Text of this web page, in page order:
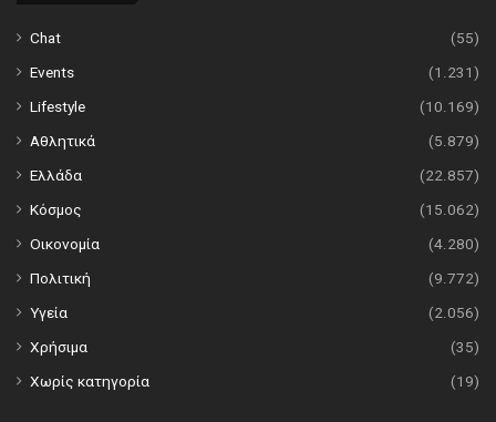
Chat
(55)
Events
(1.231)
Lifestyle
(10.169)
Αθλητικά
(5.879)
Ελλάδα
(22.857)
Κόσμος
(15.062)
Οικονομία
(4.280)
Πολιτική
(9.772)
Υγεία
(2.056)
Χρήσιμα
(35)
Χωρίς κατηγορία
(19)